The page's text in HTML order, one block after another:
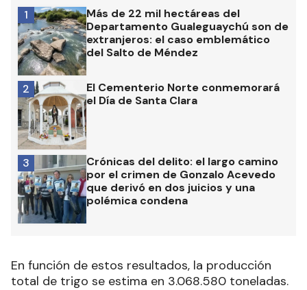
Más de 22 mil hectáreas del
Departamento Gualeguaychú son de
extranjeros: el caso emblemático
del Salto de Méndez
1
El Cementerio Norte conmemorará
el Día de Santa Clara
2
Crónicas del delito: el largo camino
por el crimen de Gonzalo Acevedo
que derivó en dos juicios y una
polémica condena
3
En función de estos resultados, la producción
total de trigo se estima en 3.068.580 toneladas.